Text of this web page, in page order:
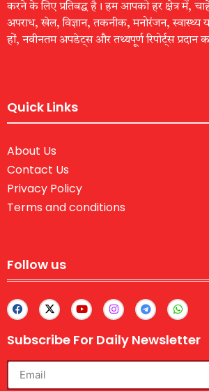
करने के लिए प्रतिबद्ध है। हम आपको हर क्षेत्र में,
अपराध, खेल, विज्ञान, तकनीक, मनोरंजन, स्वास्थ्य
हों, नवीनतम अपडेट्स और तथ्यपूर्ण रिपोर्ट्स प्रदान
Quick Links
About Us
Contact Us
Privacy Policy
Terms and conditions
Follow us
Subscribe For Daily Newsletter